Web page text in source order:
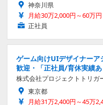
神奈川県
月給30万2,000円～60万円
正社員
ゲーム向けUIデザイナーア
歓迎・「正社員/育休実績
株式会社プロジェクトトリガ
東京都
月給31万2,400円～45万